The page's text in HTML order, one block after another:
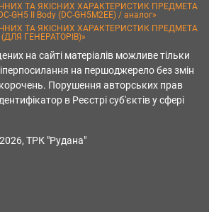
ТА ЯКІСНИХ ХАРАКТЕРИСТИК ПРЕДМЕТА
GH5 II Body (DC-GH5M2EE) / аналог»
ТА ЯКІСНИХ ХАРАКТЕРИСТИК ПРЕДМЕТА
ГЕНЕРАТОРІВ)»
на сайті матеріалів можливе тільки
на першоджерело без змін
Порушення авторських прав
в Реєстрі суб'єктів у сфері
ТРК "Рудана"